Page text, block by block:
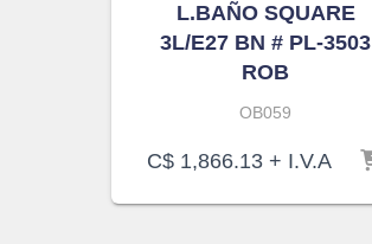
L.BAÑO SQUARE
3L/E27 BN # PL-3503
ROB
OB059
C$ 1,866.13 + I.V.A